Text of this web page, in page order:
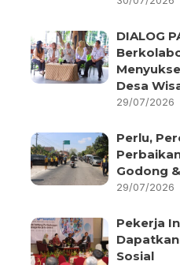
DIALOG
Desa
29/07/2026
Perlu,
Godong
29/07/2026
Pekerja
Sosial